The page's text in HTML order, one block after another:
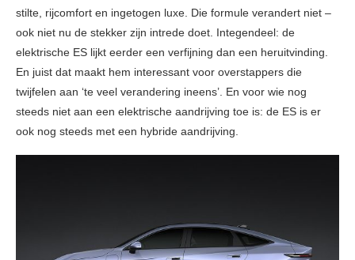
stilte, rijcomfort en ingetogen luxe. Die formule verandert niet –
ook niet nu de stekker zijn intrede doet. Integendeel: de
elektrische ES lijkt eerder een verfijning dan een heruitvinding.
En juist dat maakt hem interessant voor overstappers die
twijfelen aan ‘te veel verandering ineens’. En voor wie nog
steeds niet aan een elektrische aandrijving toe is: de ES is er
ook nog steeds met een hybride aandrijving.